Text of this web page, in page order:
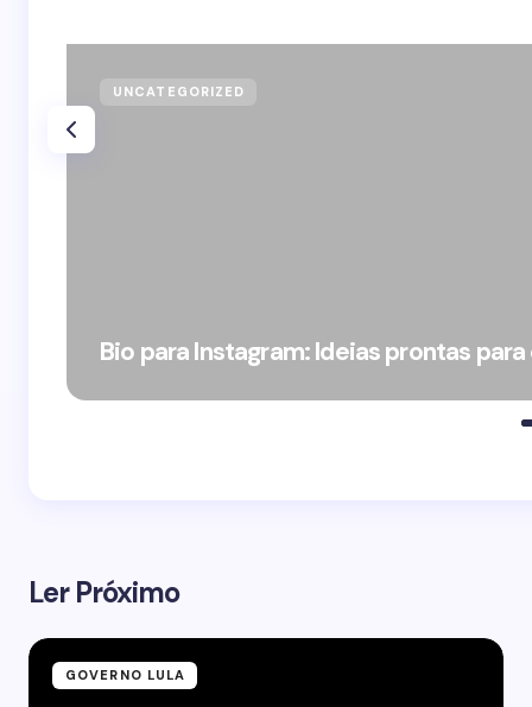
UNCATEGORIZED
Bio para Instagram: Ideias prontas
Ler Próximo
GOVERNO LULA